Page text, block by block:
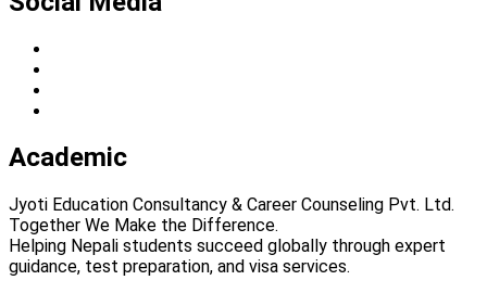
Academic
Jyoti Education Consultancy & Career Counseling Pvt. Ltd.
Together We Make the Difference.
Helping Nepali students succeed globally through expert
guidance, test preparation, and visa services.